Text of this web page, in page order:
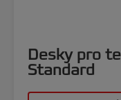
Desky pro
Standard